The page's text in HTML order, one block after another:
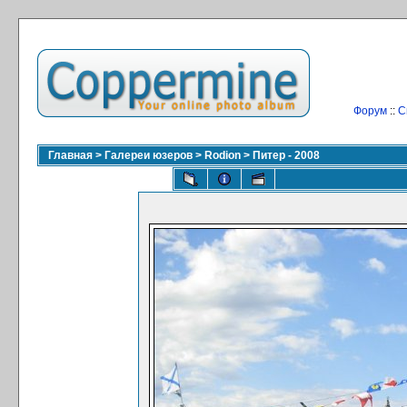
Форум::
Главная > Галереи юзеров > Rodion > Питер - 2008